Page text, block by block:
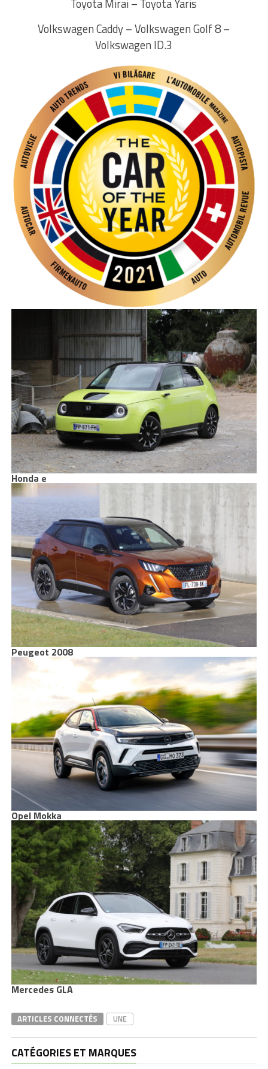
Toyota Mirai – Toyota Yaris
Volkswagen Caddy – Volkswagen Golf 8 –
Volkswagen ID.3
Honda e
Peugeot 2008
Opel Mokka
Mercedes GLA
ARTICLES CONNECTÉS UNE
CATÉGORIES ET MARQUES